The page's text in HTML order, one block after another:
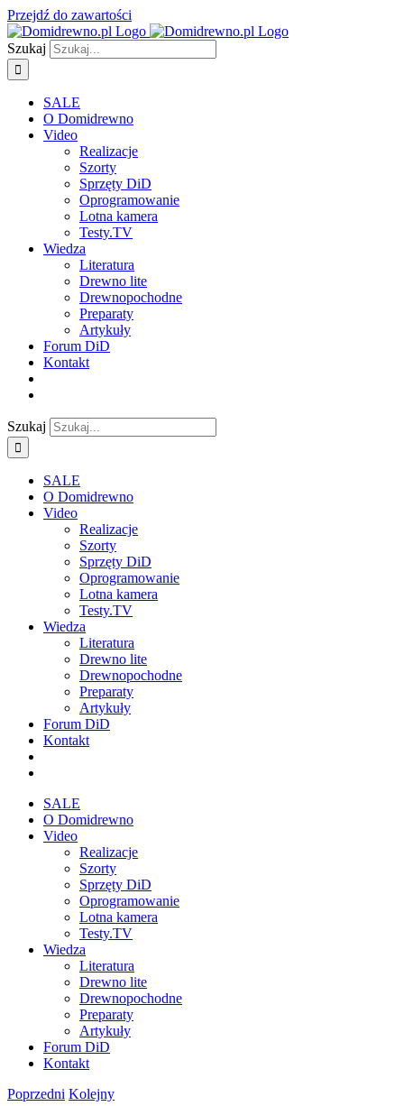
Przejdź do zawartości
Szukaj
SALE
O Domidrewno
Video
Realizacje
Szorty
Sprzęty DiD
Oprogramowanie
Lotna kamera
Testy.TV
Wiedza
Literatura
Drewno lite
Drewnopochodne
Preparaty
Artykuły
Forum DiD
Kontakt
Szukaj
SALE
O Domidrewno
Video
Realizacje
Szorty
Sprzęty DiD
Oprogramowanie
Lotna kamera
Testy.TV
Wiedza
Literatura
Drewno lite
Drewnopochodne
Preparaty
Artykuły
Forum DiD
Kontakt
SALE
O Domidrewno
Video
Realizacje
Szorty
Sprzęty DiD
Oprogramowanie
Lotna kamera
Testy.TV
Wiedza
Literatura
Drewno lite
Drewnopochodne
Preparaty
Artykuły
Forum DiD
Kontakt
Poprzedni Kolejny